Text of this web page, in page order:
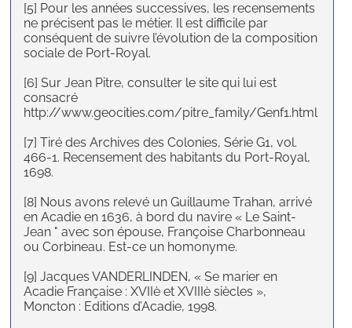
[5] Pour les années successives, les recensements
ne précisent pas le métier. Il est difficile par
conséquent de suivre l’évolution de la composition
sociale de Port-Royal.
[6] Sur Jean Pitre, consulter le site qui lui est
consacré
http://www.geocities.com/pitre_family/Genf1.html
[7] Tiré des Archives des Colonies, Série G1, vol.
466-1. Recensement des habitants du Port-Royal,
1698.
[8] Nous avons relevé un Guillaume Trahan, arrivé
en Acadie en 1636, à bord du navire « Le Saint-
Jean " avec son épouse, Françoise Charbonneau
ou Corbineau. Est-ce un homonyme.
[9] Jacques VANDERLINDEN, « Se marier en
Acadie Française : XVIIè et XVIIIè siècles »,
Moncton : Editions d’Acadie, 1998.